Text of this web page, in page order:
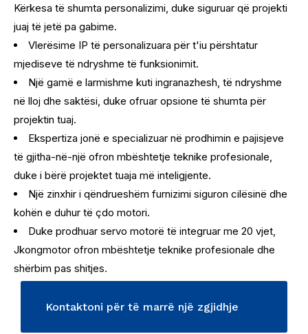
Kërkesa të shumta personalizimi, duke siguruar që projekti
juaj të jetë pa gabime.
Vlerësime IP të personalizuara për t'iu përshtatur
mjediseve të ndryshme të funksionimit.
Një gamë e larmishme kuti ingranazhesh, të ndryshme
në lloj dhe saktësi, duke ofruar opsione të shumta për
projektin tuaj.
Ekspertiza jonë e specializuar në prodhimin e pajisjeve
të gjitha-në-një ofron mbështetje teknike profesionale,
duke i bërë projektet tuaja më inteligjente.
Një zinxhir i qëndrueshëm furnizimi siguron cilësinë dhe
kohën e duhur të çdo motori.
Duke prodhuar servo motorë të integruar me 20 vjet,
Jkongmotor ofron mbështetje teknike profesionale dhe
shërbim pas shitjes.
Kontaktoni për të marrë një zgjidhje